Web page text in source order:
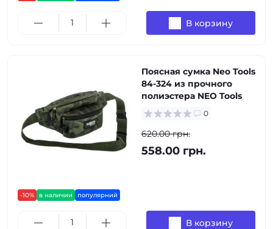
В корзину
-10% в наличии популярний
Поясная сумка Neo Tools
84-324 из прочного
полиэстера NEO Tools
0
620.00 грн.
558.00 грн.
В корзину